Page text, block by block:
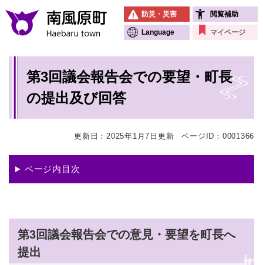
メニューを飛ばして本文へ
防災・災害 閲覧補助
Language マイページ
第3回議会報告会での要望・町長
の提出及び回答
更新日：2025年1月7日更新 ページID：0001366
ページ内目次
第3回議会報告会での意見・要望を町長へ
提出